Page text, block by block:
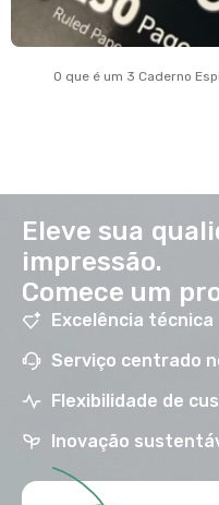
O que é um 3 Caderno
Eleve sua
impressão.
Comece um
Excelência técnica
Serviço centrado
Flexibilidade de
Inovação